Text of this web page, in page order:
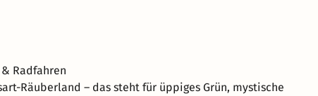
Radfahren
Räuberland – das steht für üppiges Grün, mystische